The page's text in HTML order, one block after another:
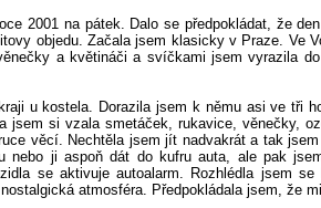
2001 na pátek. Dalo se předpokládat, že
objedu. Začala jsem klasicky v Praze. Ve
a květináči a svíčkami jsem vyrazila
u kostela. Dorazila jsem k němu asi ve tři
jsem si vzala smetáček, rukavice, věnečky,
věcí. Nechtěla jsem jít nadvakrát a tak
nebo ji aspoň dát do kufru auta, ale pak
se aktivuje autoalarm. Rozhlédla jsem
atmosféra. Předpokládala jsem, že